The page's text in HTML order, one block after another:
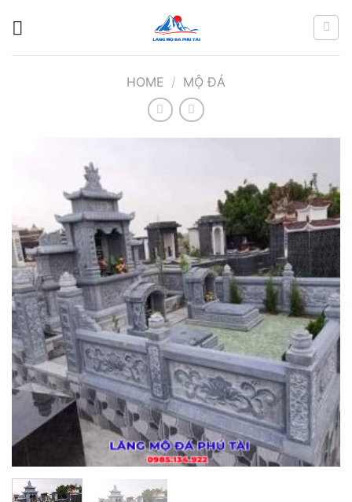
HOME / MỘ ĐÁ